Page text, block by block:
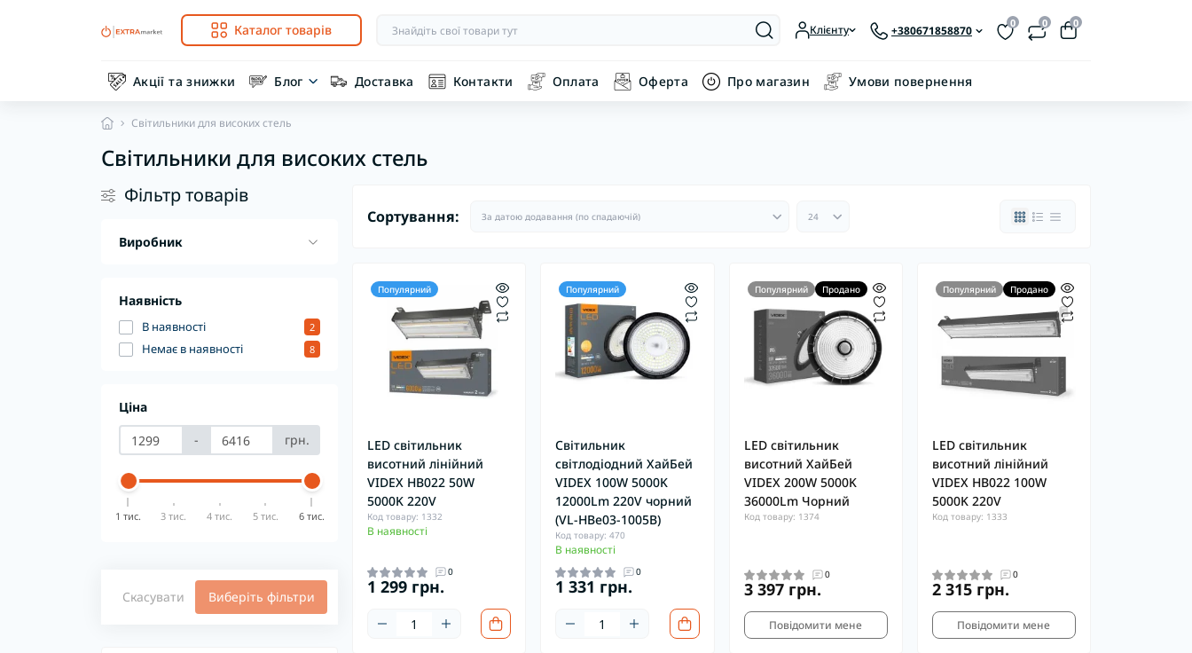
Каталог товарів Клієнту +380671858870
0 0 0
Акції та знижки Блог Доставка Контакти Оплата Оферта Про магазин Умови повернення
Світильники для високих стель
Світильники для високих стель
Фільтр товарів
Виробник
Наявність
В наявності 2
Немає в наявності 8
Ціна
-
грн.
1 тис. 3 тис. 4 тис. 5 тис. 6 тис.
Скасувати Виберіть фільтри
Сортування:
Популярний
LED світильник
висотний лінійний
VIDEX HB022 50W
5000K 220V
Код товару: 1332
В наявності
0
1 299 грн.
Популярний
Світильник
світлодіодний ХайБей
VIDEX 100W 5000K
12000Lm 220V чорний
(VL-HBe03-1005B)
Код товару: 470
В наявності
0
1 331 грн.
Популярний Продано
LED світильник
висотний ХайБей
VIDEX 200W 5000K
36000Lm Чорний
Код товару: 1374
0
3 397 грн.
Повідомити мене
Популярний Продано
LED світильник
висотний лінійний
VIDEX HB022 100W
5000K 220V
Код товару: 1333
0
2 315 грн.
Повідомити мене